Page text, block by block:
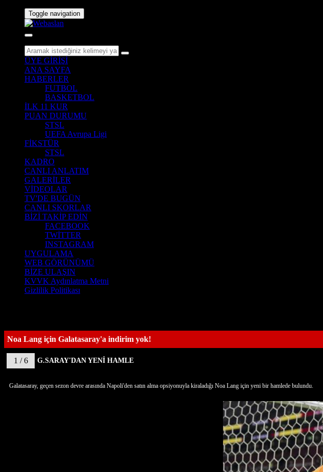
Toggle navigation
ÜYE GİRİŞİ
ANA SAYFA
HABERLER
FUTBOL
BASKETBOL
İLK 11 KUR
PUAN DURUMU
STSL
UEFA Avrupa Ligi
FİKSTÜR
STSL
KADRO
CANLI ANLATIM
GALERİLER
VİDEOLAR
TV'DE BUGÜN
CANLI SKORLAR
BİZİ TAKİP EDİN
FACEBOOK
TWİTTER
INSTAGRAM
UYGULAMA
WEB GÖRÜNÜMÜ
BİZE ULAŞIN
KVVK Aydınlatma Metni
Gizlilik Politikası
Noa Lang için Galatasaray'a indirim yok!
1 / 6 G.SARAY'DAN YENİ HAMLE
Galatasaray, geçen sezon devre arasında Napoli'den satın alma opsiyonuyla kiraladığı Noa Lang için yeni bir hamlede bulundu.